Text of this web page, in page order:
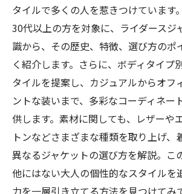
タイルで多くの人を惹きつけています
30代以上の方を対象に、ライダースジ
識から、その歴史、特徴、選び方のポ
く紹介します。さらに、ボディタイプ
タイルを提案し、カジュアルからオフ
ントな装いまで、多彩なコーディネー
供します。素材に関しても、レザーや
トンなどさまざまな種類を取り上げ、
異なるジャケットの選び方を解説。こ
他にはない大人の個性的なスタイルを